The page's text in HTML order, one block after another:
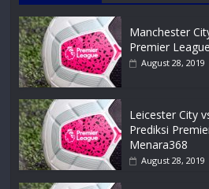
Manchester
Premier
August 28, 2019
Leicester City
Prediksi
Menara368
August 28, 2019